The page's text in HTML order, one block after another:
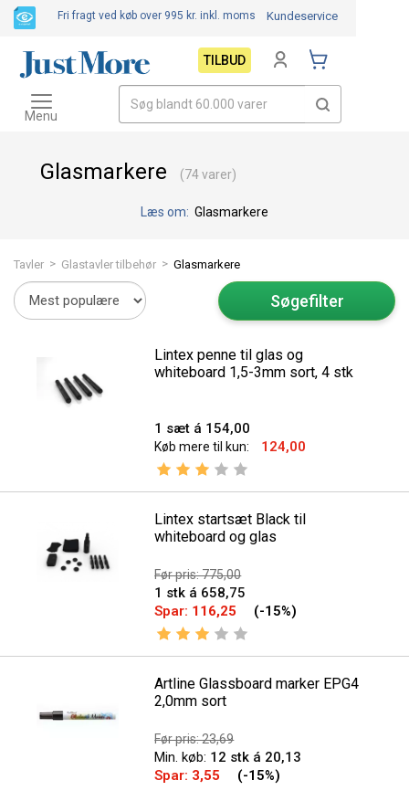
Glasmarkere (74 varer)
Læs om: Glasmarkere
Tavler > Glastavler tilbehør > Glasmarkere
Søgefilter
Lintex penne til glas og
whiteboard 1,5-3mm sort, 4 stk
1 sæt á 154,00
Køb mere til kun: 124,00
Vurdering:
Lintex startsæt Black til
whiteboard og glas
Før pris: 775,00
1 stk á 658,75
Spar: 116,25 (-15%)
Vurdering:
Artline Glassboard marker EPG4
2,0mm sort
Før pris: 23,69
Min. køb: 12 stk á 20,13
Spar: 3,55 (-15%)
Fri fragt ved køb over 995 kr. inkl. moms Kundeservice
TILBUD
Toggle
navigation
Menu